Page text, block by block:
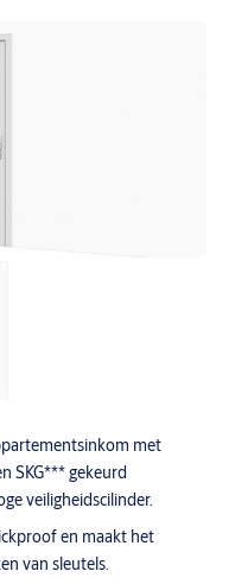
met
SKG*** gekeurd
veiligheidscilinder.
en maakt het
van sleutels.